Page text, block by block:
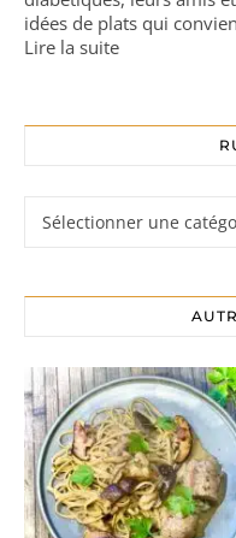
idées de plats qui
Lire la suite